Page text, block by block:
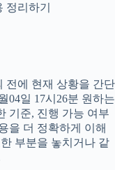
정리하기
전에 현재 상황을 간단
04일 17시26분 원하는
기준, 진행 가능 여부
을 더 정확하게 이해
부분을 놓치거나 같